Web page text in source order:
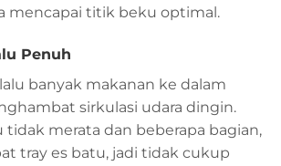
mencapai titik beku optimal.
Penuh
banyak makanan ke dalam
sirkulasi udara dingin.
tidak merata dan beberapa bagian,
tray es batu, jadi tidak cukup